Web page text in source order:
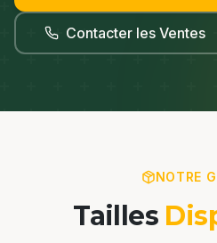
Contacter les Ventes
NOTRE
Tailles